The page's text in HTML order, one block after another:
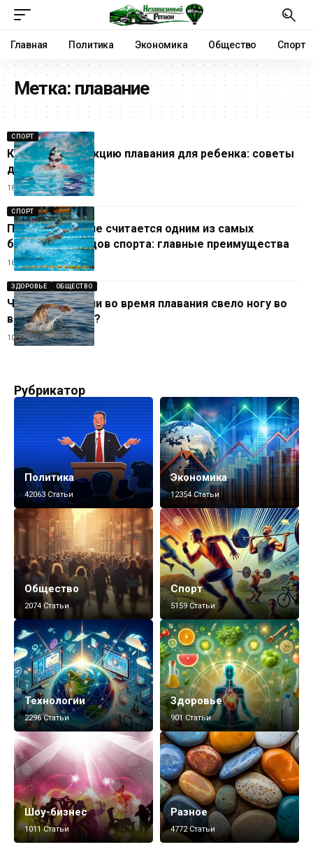
Главная Политика Экономика Общество Спорт
Метка: плавание
СПОРТ
Как выбрать секцию плавания для ребенка: советы
для родителей
18.06.2026
СПОРТ
Почему плавание считается одним из самых
безопасных видов спорта: главные преимущества
16.06.2026
ЗДОРОВЬЕ ОБЩЕСТВО
Что делать, если во время плавания свело ногу во
время плавания?
10.06.2025
Рубрикатор
Политика
42063 Статьи
Экономика
12354 Статьи
Общество
2074 Статьи
Спорт
5159 Статьи
Технологии
2296 Статьи
Здоровье
901 Статьи
Шоу-бизнес
1011 Статьи
Разное
4772 Статьи